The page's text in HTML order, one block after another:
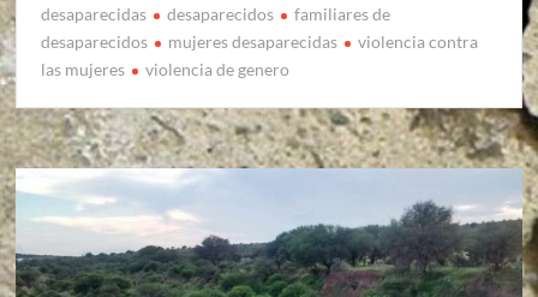
desaparecidas
desaparecidos
familiares de
desaparecidos
mujeres desaparecidas
violencia contra
las mujeres
violencia de genero